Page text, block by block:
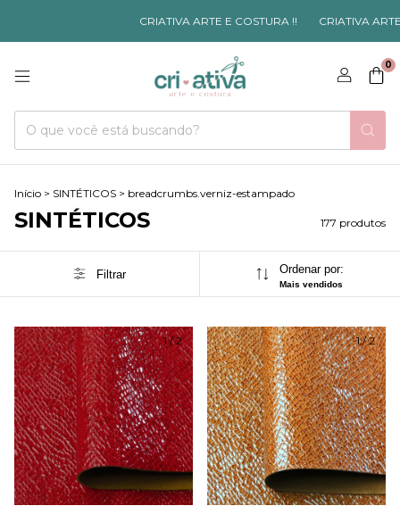
CRIATIVA ARTE E COSTURA !! CRIATIVA ARTE E COSTURA !!
0
Início > SINTÉTICOS > breadcrumbs.verniz-estampado
SINTÉTICOS 177 produtos
Filtrar Ordenar por:
Mais vendidos
1/2 1/2